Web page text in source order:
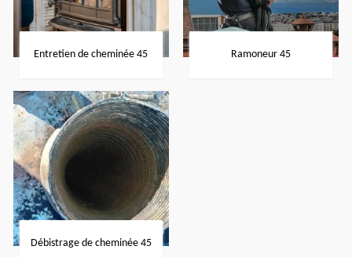
Entretien de cheminée 45 Ramoneur 45
Débistrage de cheminée 45